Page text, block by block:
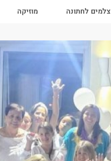
צלמים לחתונה מוזיקה